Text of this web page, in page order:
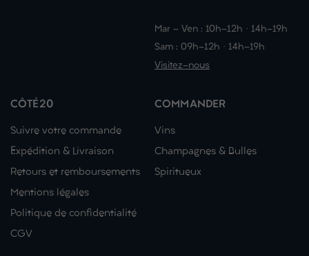
Mar - Ven : 10h-12h · 14h-19h
Sam : 09h-12h · 14h-19h
Visitez-nous
CÔTÉ20
Suivre votre commande
Expédition & Livraison
Retours et remboursements
Mentions légales
Politique de confidentialité
CGV
COMMANDER
Vins
Champagnes & Bulles
Spiritueux